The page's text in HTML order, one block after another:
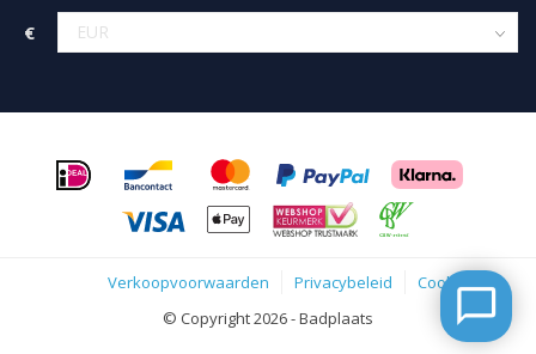
€
Verkoopvoorwaarden Privacybeleid
Cookies
© Copyright 2026 - Badplaats